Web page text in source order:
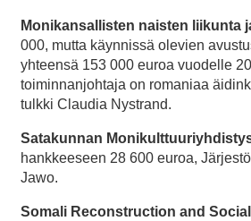
Monikansallisten naisten liikunta
000, mutta käynnissä olevien
yhteensä 153 000 euroa vuodelle
toiminnanjohtaja on romaniaa
tulkki Claudia Nystrand.
Satakunnan
hankkeeseen 28 600 euroa,
Jawo.
Somali Reconstruction and